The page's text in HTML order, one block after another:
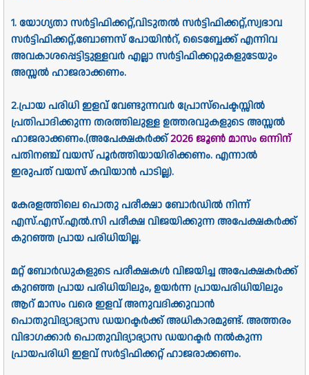
1. യോഗ്യതാ സര്‍ട്ടിഫിക്കറ്റ്‌,വിടുതല്‍ സര്‍ട്ടിഫിക്കറ്റ്‌,സ്വഭാവ
സര്‍ട്ടിഫിക്കറ്റ്‌,ബോണസ്‌ പോയിന്‍റ്‌, ടൈബ്ബേക്ക്‌ എന്നിവ
അവകാശപ്പെട്ടിട്ടുള്ളവര്‍ എല്ലാ സര്‍ട്ടിഫിക്കറ്റുകളുടേയും
അസ്സല്‍ ഹാജരാക്കണം.
2.പ്രായ പരിധി ഇളവ്‌ വേണ്ടുന്നവര്‍ പ്രോസ്പെക്ടസ്സില്‍
പ്രതിപാദിക്കുന്ന തരത്തിലുള്ള ഉത്തരവുകളുടെ അസ്സല്‍
ഹാജരാക്കണം.(അപേക്ഷകര്‍ക്ക്‌2026 ജൂണ്‍ മാസം ഒന്നിന്‌
പതിനഞ്ച്‌ വയസ്‌ പൂര്‍ത്തിയായിരിക്കണം. എന്നാല്‍
ഇരുപത്‌ വയസ്‌ കവിയാന്‍ പാടില്ല).
കേരളത്തിലെ പൊതു പരീക്ഷാ ബോര്‍ഡില്‍ നിന്ന്‌
എസ്‌.എസ്‌.എല്‍.സി പരീക്ഷ വിജയിക്കുന്ന അപേക്ഷകര്‍ക്ക്‌
കുറഞ്ഞ പ്രായ പരിധിയില്ല.
മറ്റ്‌ ബോര്‍ഡുകളുടെ പരീക്ഷകള്‍ വിജയിച്ച അപേക്ഷകര്‍ക്ക്‌
കുറഞ്ഞ പ്രായ പരിധിയിലും, ഉയര്‍ന്ന പ്രായപരിധിയിലും
ആറ്‌ മാസം വരെ ഇളവ്‌ അനുവദിക്കുവാന്‍
പൊതുവിദ്യാഭ്യാസ ഡയറക്ടര്‍ക്ക്‌ അധികാരമുണ്ട്‌. അത്തരം
വിഭാഗക്കാര്‍ പൊതുവിദ്യാഭ്യാസ ഡയറക്ടര്‍ നല്‍കുന്ന
പ്രായപരിധി ഇളവ്‌ സര്‍ട്ടിഫിക്കറ്റ്‌ ഹാജരാക്കണം.